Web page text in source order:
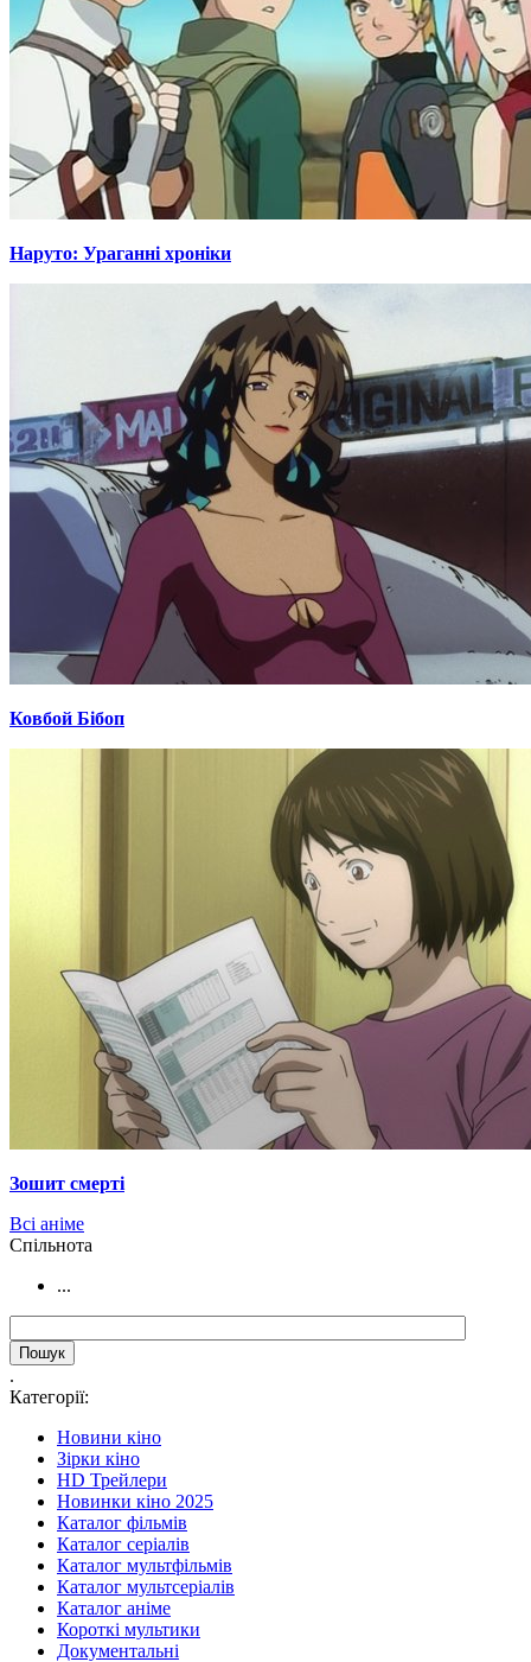
Наруто: Ураганні хроніки
Ковбой Бібоп
Зошит смерті
Всі аніме
Cпільнота
...
.
Категорії:
Новини кіно
Зірки кіно
HD Трейлери
Новинки кіно 2025
Каталог фільмів
Каталог серіалів
Каталог мультфільмів
Каталог мультсеріалів
Каталог аніме
Короткі мультики
Документальні